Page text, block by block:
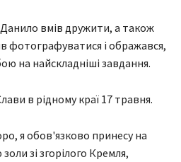
вмів дружити, а також
фотографуватися і ображався,
на найскладніші завдання.
в рідному краї 17 травня.
я обов'язково принесу на
зі згорілого Кремля,